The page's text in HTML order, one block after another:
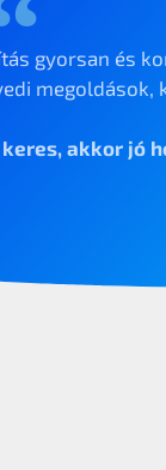
gyorsan és
akkor jó